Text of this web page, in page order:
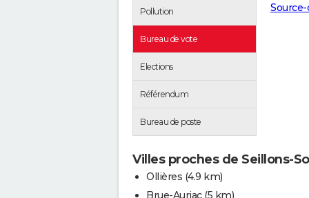
Pollution
Bureau de vote
Elections
Référendum
Bureau de poste
Villes proches de Seillons-
Ollières (4.9 km)
Brue-Auriac (5 km)